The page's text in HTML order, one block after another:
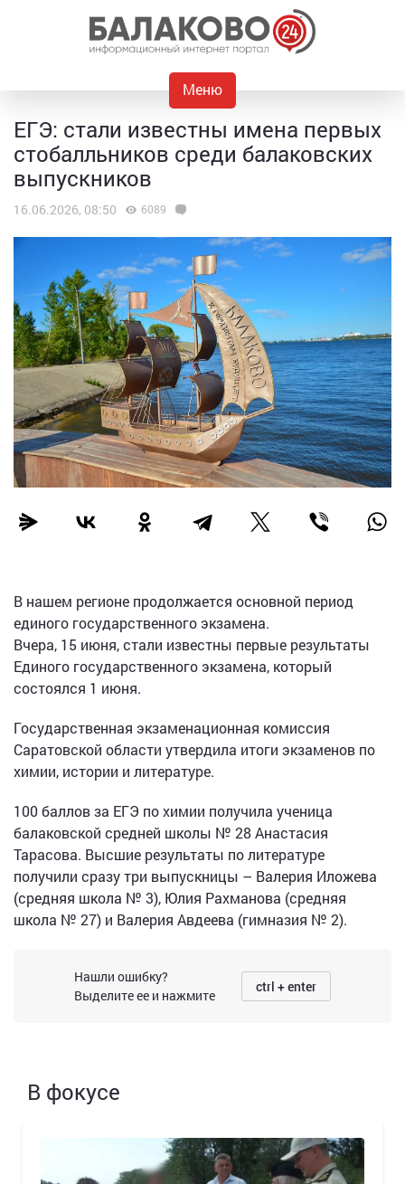
Меню
ЕГЭ: стали известны имена первых
стобалльников среди балаковских
выпускников
16.06.2026, 08:50 6089
В нашем регионе продолжается основной период
единого государственного экзамена.
Вчера, 15 июня, стали известны первые результаты
Единого государственного экзамена, который
состоялся 1 июня.
Государственная экзаменационная комиссия
Саратовской области утвердила итоги экзаменов по
химии, истории и литературе.
100 баллов за ЕГЭ по химии получила ученица
балаковской средней школы № 28 Анастасия
Тарасова. Высшие результаты по литературе
получили сразу три выпускницы – Валерия Иложева
(средняя школа № 3), Юлия Рахманова (средняя
школа № 27) и Валерия Авдеева (гимназия № 2).
Нашли ошибку?
Выделите ее и нажмите
ctrl + enter
В фокусе